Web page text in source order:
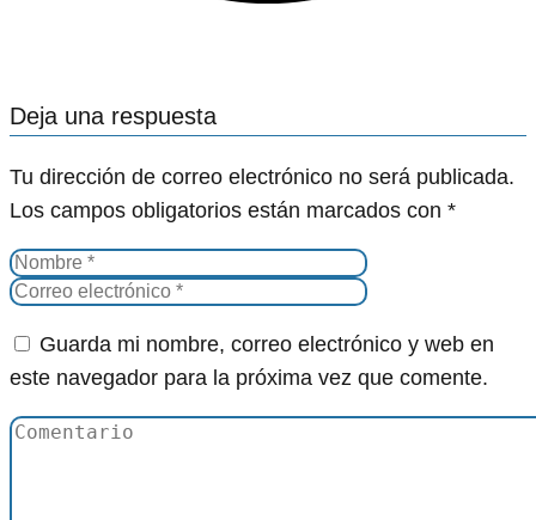
Deja una respuesta
Tu dirección de correo electrónico no será publicada.
Los campos obligatorios están marcados con *
Guarda mi nombre, correo electrónico y web en
este navegador para la próxima vez que comente.